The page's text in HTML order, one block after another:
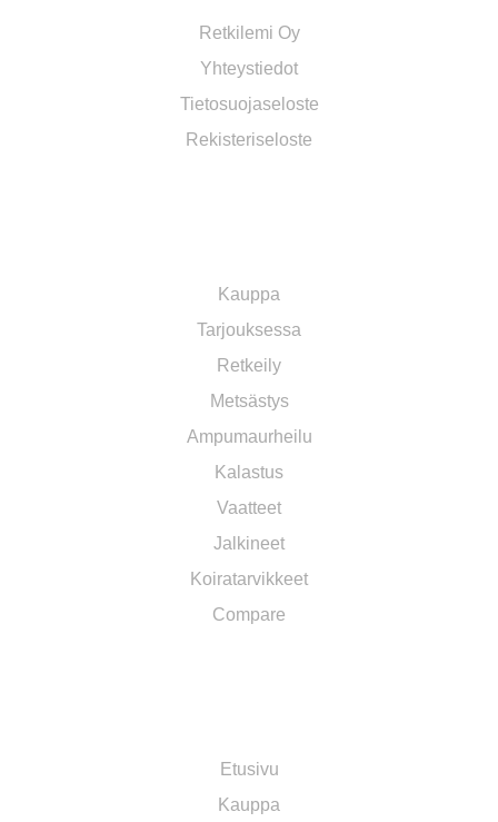
Retkilemi Oy
Yhteystiedot
Tietosuojaseloste
Rekisteriseloste
Kauppa
Tarjouksessa
Retkeily
Metsästys
Ampumaurheilu
Kalastus
Vaatteet
Jalkineet
Koiratarvikkeet
Compare
Etusivu
Kauppa